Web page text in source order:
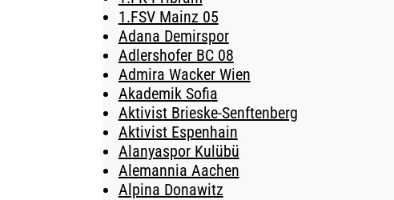
1.FSV Mainz 05
Adana Demirspor
Adlershofer BC 08
Admira Wacker Wien
Akademik Sofia
Aktivist Brieske-Senftenberg
Aktivist Espenhain
Alanyaspor Kulübü
Alemannia Aachen
Alpina Donawitz